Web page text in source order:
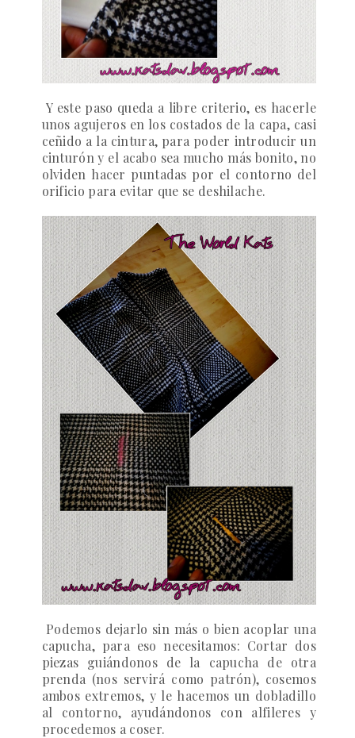
Y este paso queda a libre criterio, es hacerle
unos agujeros en los costados de la capa, casi
ceñido a la cintura, para poder introducir un
cinturón y el acabo sea mucho más bonito, no
olviden hacer puntadas por el contorno del
orificio para evitar que se deshilache.
Podemos dejarlo sin más o bien acoplar una
capucha, para eso necesitamos: Cortar dos
piezas guiándonos de la capucha de otra
prenda (nos servirá como patrón), cosemos
ambos extremos, y le hacemos un dobladillo
al contorno, ayudándonos con alfileres y
procedemos a coser.